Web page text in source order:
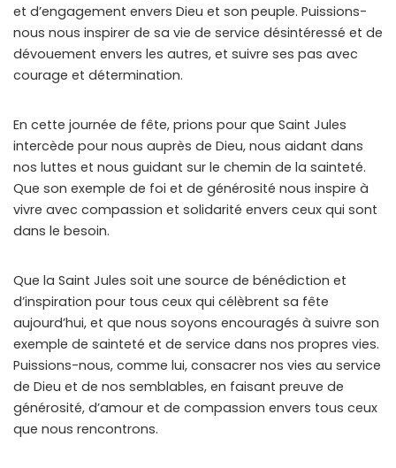
et d’engagement envers Dieu et son peuple. Puissions-
nous nous inspirer de sa vie de service désintéressé et de
dévouement envers les autres, et suivre ses pas avec
courage et détermination.
En cette journée de fête, prions pour que Saint Jules
intercède pour nous auprès de Dieu, nous aidant dans
nos luttes et nous guidant sur le chemin de la sainteté.
Que son exemple de foi et de générosité nous inspire à
vivre avec compassion et solidarité envers ceux qui sont
dans le besoin.
Que la Saint Jules soit une source de bénédiction et
d’inspiration pour tous ceux qui célèbrent sa fête
aujourd’hui, et que nous soyons encouragés à suivre son
exemple de sainteté et de service dans nos propres vies.
Puissions-nous, comme lui, consacrer nos vies au service
de Dieu et de nos semblables, en faisant preuve de
générosité, d’amour et de compassion envers tous ceux
que nous rencontrons.